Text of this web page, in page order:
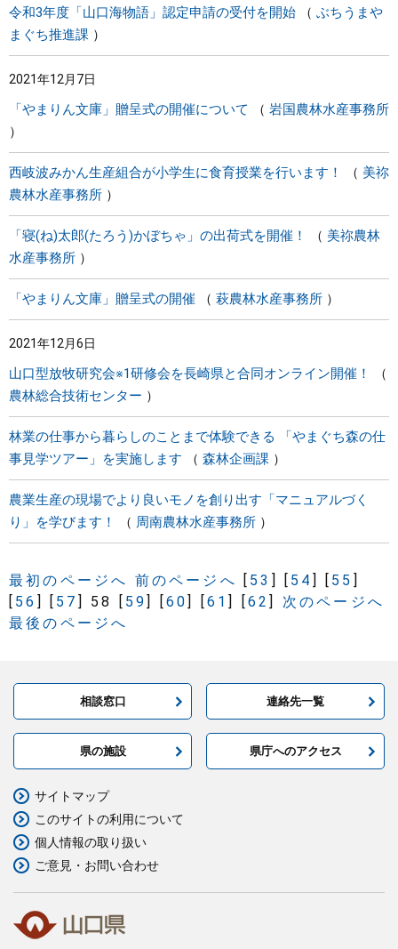
令和3年度「山口海物語」認定申請の受付を開始
ぶちうまや
まぐち推進課
2021年12月7日
「やまりん文庫」贈呈式の開催について 岩国農林水産事務所
西岐波みかん生産組合が小学生に食育授業を行います！
美祢
農林水産事務所
「寝(ね)太郎(たろう)かぼちゃ」の出荷式を開催！
美祢農林
水産事務所
「やまりん文庫」贈呈式の開催 萩農林水産事務所
2021年12月6日
山口型放牧研究会※1研修会を長崎県と合同オンライン開催！
農林総合技術センター
林業の仕事から暮らしのことまで体験できる 「やまぐち森の仕
事見学ツアー」を実施します
森林企画課
農業生産の現場でより良いモノを創り出す「マニュアルづく
り」を学びます！
周南農林水産事務所
最初のページへ 前のページへ [ 53 ] [ 54 ] [ 55 ]
[ 56 ] [ 57 ] 58 [ 59] [60] [61] [62]
次のページへ
最後のページへ
相談窓口 連絡先一覧
県の施設 県庁へのアクセス
サイトマップ
このサイトの利用について
個人情報の取り扱い
ご意見・お問い合わせ